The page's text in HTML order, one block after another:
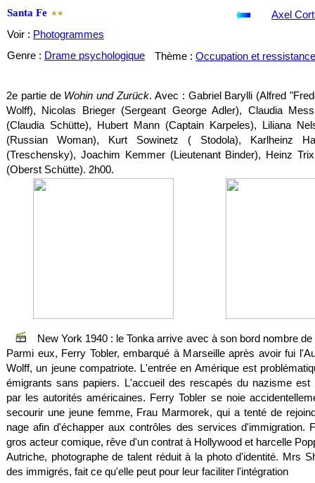
Santa Fe
New York 1940 : le Tonka arrive avec à son bord nombre
Parmi eux, Ferry Tobler, embarqué à Marseille après avoir fui
Wolff, un jeune compatriote. L'entrée en Amérique est
émigrants sans papiers. L'accueil des rescapés du nazisme est
par les autorités américaines. Ferry Tobler se noie
secourir une jeune femme, Frau Marmorek, qui a tenté de
nage afin d'échapper aux contrôles des services d'immigration.
gros acteur comique, rêve d'un contrat à Hollywood et harcelle
Autriche, photographe de talent réduit à la photo d'identité. Mrs
des immigrés, fait ce qu'elle peut pour leur faciliter l'intégration
2e partie de Wohin und Zurück. Avec : Gabriel Barylli (Alfred
Wolff), Nicolas Brieger (Sergeant George Adler), Claudia
(Claudia Schütte), Hubert Mann (Captain Karpeles), Liliana
(Russian Woman), Kurt Sowinetz ( Stodola), Karlheinz
(Treschensky), Joachim Kemmer (Lieutenant Binder), Heinz
(Oberst Schütte). 2h00.
Axel
Voir : Photogrammes
Genre : Drame psychologique Thème : Occupation et ressistance